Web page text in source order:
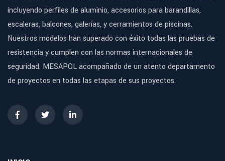
incluyendo perfiles de aluminio, accesorios para barandillas,
escaleras, balcones, galerías, y cerramientos de piscinas.
Nuestros modelos han superado con éxito todas las pruebas de
resistencia y cumplen con las normas internacionales de
seguridad. MESAPOL acompañado de un atento departamento
de proyectos en todas las etapas de sus proyectos.